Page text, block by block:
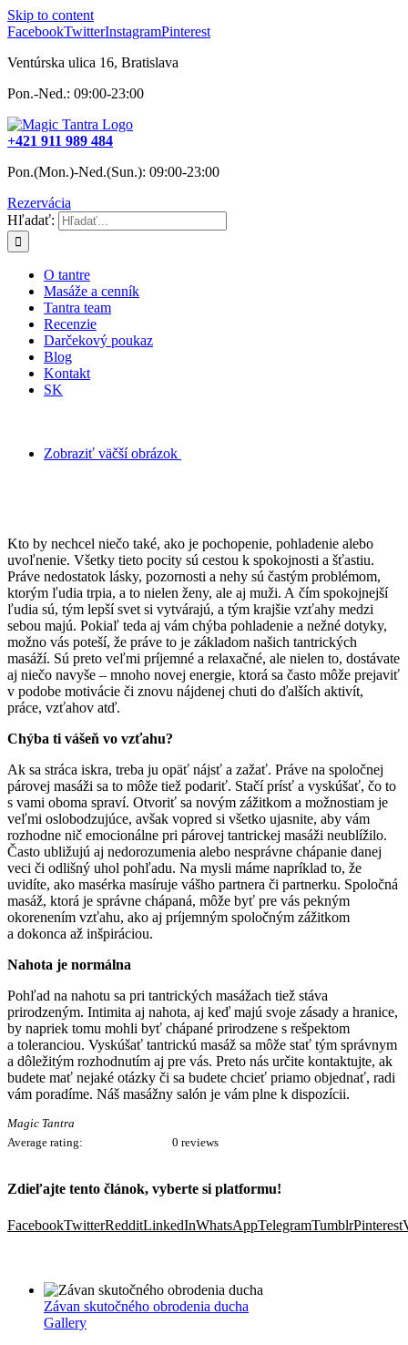
Skip to content
FacebookTwitterInstagramPinterest
Ventúrska ulica 16, Bratislava
Pon.-Ned.: 09:00-23:00
+421 911 989 484
Pon.(Mon.)-Ned.(Sun.): 09:00-23:00
Rezervácia
Hľadať:
O tantre
Masáže a cenník
Tantra team
Recenzie
Darčekový poukaz
Blog
Kontakt
SK
Zobraziť väčší obrázok
Kto by nechcel niečo také, ako je pochopenie, pohladenie alebo
uvoľnenie. Všetky tieto pocity sú cestou k spokojnosti a šťastiu.
Práve nedostatok lásky, pozornosti a nehy sú častým problémom,
ktorým ľudia trpia, a to nielen ženy, ale aj muži. A čím spokojnejší
ľudia sú, tým lepší svet si vytvárajú, a tým krajšie vzťahy medzi
sebou majú. Pokiaľ teda aj vám chýba pohladenie a nežné dotyky,
možno vás poteší, že práve to je základom našich tantrických
masáží. Sú preto veľmi príjemné a relaxačné, ale nielen to, dostávate
aj niečo navyše – mnoho novej energie, ktorá sa často môže prejaviť
v podobe motivácie či znovu nájdenej chuti do ďalších aktivít,
práce, vzťahov atď.
Chýba ti vášeň vo vzťahu?
Ak sa stráca iskra, treba ju opäť nájsť a zažať. Práve na spoločnej
párovej masáži sa to môže tiež podariť. Stačí prísť a vyskúšať, čo to
s vami oboma spraví. Otvoriť sa novým zážitkom a možnostiam je
veľmi oslobodzujúce, avšak vopred si všetko ujasnite, aby vám
rozhodne nič emocionálne pri párovej tantrickej masáži neublížilo.
Často ubližujú aj nedorozumenia alebo nesprávne chápanie danej
veci či odlišný uhol pohľadu. Na mysli máme napríklad to, že
uvidíte, ako masérka masíruje vášho partnera či partnerku. Spoločná
masáž, ktorá je správne chápaná, môže byť pre vás pekným
okorenením vzťahu, ako aj príjemným spoločným zážitkom
a dokonca až inšpiráciou.
Nahota je normálna
Pohľad na nahotu sa pri tantrických masážach tiež stáva
prirodzeným. Intimita aj nahota, aj keď majú svoje zásady a hranice,
by napriek tomu mohli byť chápané prirodzene s rešpektom
a toleranciou. Vyskúšať tantrickú masáž sa môže stať tým správnym
a dôležitým rozhodnutím aj pre vás. Preto nás určite kontaktujte, ak
budete mať nejaké otázky či sa budete chcieť priamo objednať, radi
vám poradíme. Náš masážny salón je vám plne k dispozícii.
Magic Tantra
Average rating:
0 reviews
Zdieľajte tento článok, vyberte si platformu!
FacebookTwitterRedditLinkedInWhatsAppTelegramTumblrPinterest
Závan skutočného obrodenia ducha
Gallery